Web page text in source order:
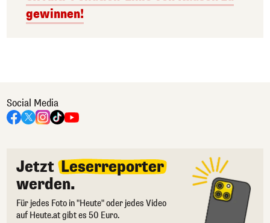
gewinnen!
Social Media
Jetzt Leserreporter
werden.
Für jedes Foto in "Heute" oder jedes Video
auf Heute.at gibt es 50 Euro.